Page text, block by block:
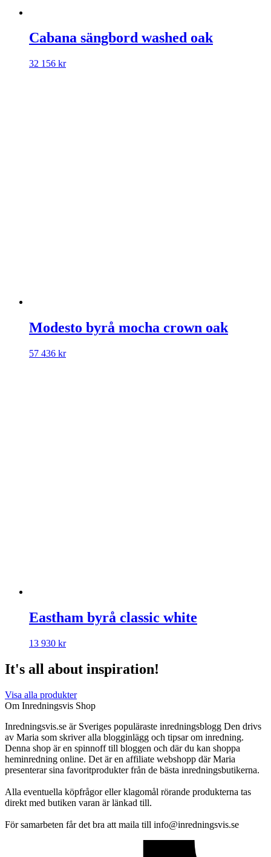
Cabana sängbord washed oak
32 156 kr
Modesto byrå mocha crown oak
57 436 kr
Eastham byrå classic white
13 930 kr
It's all about inspiration!
Visa alla produkter
Om Inredningsvis Shop
Inredningsvis.se är Sveriges populäraste inredningsblogg Den drivs
av Maria som skriver alla blogginlägg och tipsar om inredning.
Denna shop är en spinnoff till bloggen och där du kan shoppa
heminredning online. Det är en affiliate webshopp där Maria
presenterar sina favoritprodukter från de bästa inredningsbutikerna.
Alla eventuella köpfrågor eller klagomål rörande produkterna tas
direkt med butiken varan är länkad till.
För samarbeten får det bra att maila till info@inredningsvis.se